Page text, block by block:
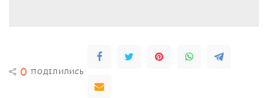
0 ПОДІЛИЛИСЬ